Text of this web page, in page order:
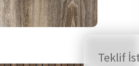
Teklif